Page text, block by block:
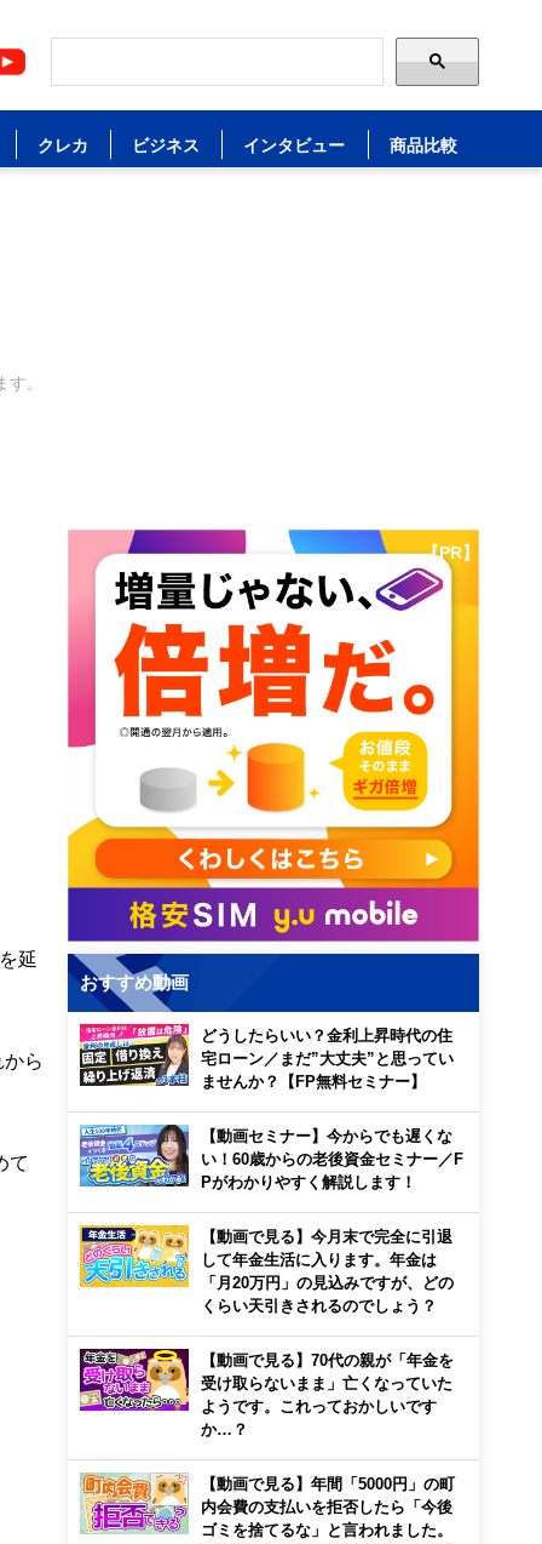
クレカ ビジネス インタビュー 商品比較
す。
延
ら
て
【PR】
おすすめ動画
どうしたらいい？金利上昇時代の住
宅ローン／まだ”大丈夫”と思ってい
ませんか？【FP無料セミナー】
【動画セミナー】今からでも遅くな
い！60歳からの老後資金セミナー／F
Pがわかりやすく解説します！
【動画で見る】今月末で完全に引退
して年金生活に入ります。年金は
「月20万円」の見込みですが、どの
くらい天引きされるのでしょう？
【動画で見る】70代の親が「年金を
受け取らないまま」亡くなっていた
ようです。これっておかしいです
か…？
【動画で見る】年間「5000円」の町
内会費の支払いを拒否したら「今後
ゴミを捨てるな」と言われました。